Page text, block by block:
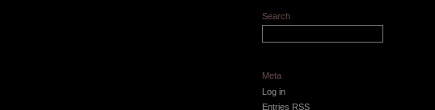
Search
Meta
Log in
Entries RSS